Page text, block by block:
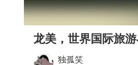
00:00
龙美，世界国际旅
独孤笑